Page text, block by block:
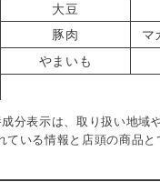
大豆
豚肉
マ
やまいも
分表示は、取り扱い地域
ている情報と店頭の商品